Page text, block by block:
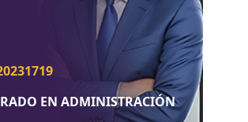
EN ADMINISTRACIÓN